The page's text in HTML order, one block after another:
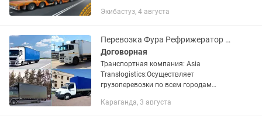
отдельной машиной от двери до двери.
Экибастуз, 4 августа
Перевозка Фура Рефрижератор Тралы 5-20 тонник межгород длинномеры камазы
Договорная
Транспортная компания: Asia
Translogistics:Осуществляет
грузоперевозки по всем городам
безнал НДС/безНДС Сборный груз.
Караганда, 3 августа